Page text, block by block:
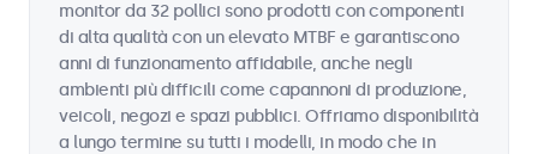
monitor da 32 pollici sono prodotti con componenti
di alta qualità con un elevato MTBF e garantiscono
anni di funzionamento affidabile, anche negli
ambienti più difficili come capannoni di produzione,
veicoli, negozi e spazi pubblici. Offriamo disponibilità
a lungo termine su tutti i modelli, in modo che in